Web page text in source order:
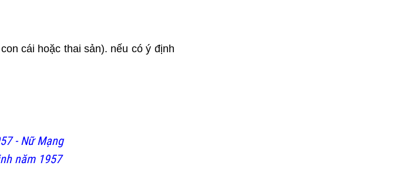
cái hoặc thai sản). nếu có ý định
- Nữ Mạng
năm 1957